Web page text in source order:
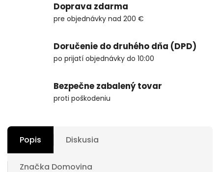
Doprava zdarma
pre objednávky nad 200 €
Doručenie do druhého dňa (DPD)
po prijatí objednávky do 10:00
Bezpečne zabalený tovar
proti poškodeniu
Popis Diskusia
Značka Domovina